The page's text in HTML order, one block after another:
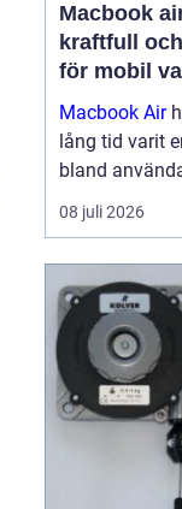
Macbook
kraftfull
för mobil
Macbook Air
lång tid varit
bland
vill ha en lätt,
samtidigt
kreativitet.
egna chip har
tagit...
08 juli 2026